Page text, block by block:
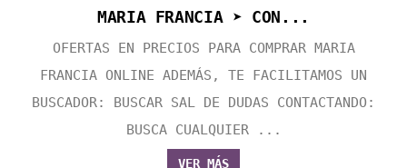
MARIA FRANCIA ➤ CON...
OFERTAS EN PRECIOS PARA COMPRAR MARIA
FRANCIA ONLINE ADEMÁS, TE FACILITAMOS UN
BUSCADOR: BUSCAR SAL DE DUDAS CONTACTANDO:
BUSCA CUALQUIER ...
VER MÁS